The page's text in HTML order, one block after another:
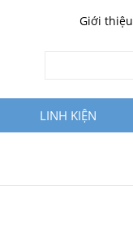
Giới thiệu
LINH KIỆN